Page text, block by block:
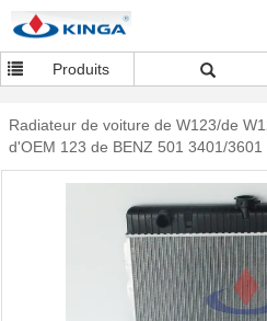
Produits
Radiateur de voiture de W123/de
d'OEM 123 de BENZ 501 3401/3601